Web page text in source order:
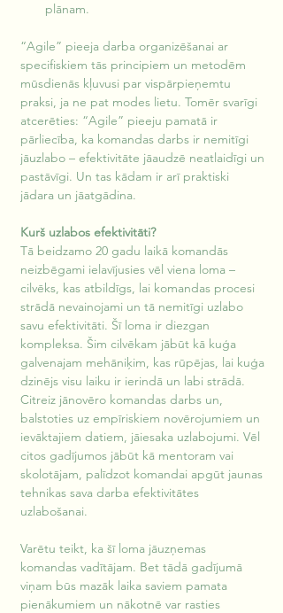
plānam.
“Agile” pieeja darba organizēšanai ar
specifiskiem tās principiem un metodēm
mūsdienās kļuvusi par vispārpieņemtu
praksi, ja ne pat modes lietu. Tomēr svarīgi
atcerēties: “Agile” pieeju pamatā ir
pārliecība, ka komandas darbs ir nemitīgi
jāuzlabo – efektivitāte jāaudzē neatlaidīgi un
pastāvīgi. Un tas kādam ir arī praktiski
jādara un jāatgādina.
Kurš uzlabos efektivitāti?
Tā beidzamo 20 gadu laikā komandās
neizbēgami ielavījusies vēl viena loma –
cilvēks, kas atbildīgs, lai komandas procesi
strādā nevainojami un tā nemitīgi uzlabo
savu efektivitāti. Šī loma ir diezgan
kompleksa. Šim cilvēkam jābūt kā kuģa
galvenajam mehāniķim, kas rūpējas, lai kuģa
dzinējs visu laiku ir ierindā un labi strādā.
Citreiz jānovēro komandas darbs un,
balstoties uz empīriskiem novērojumiem un
ievāktajiem datiem, jāiesaka uzlabojumi. Vēl
citos gadījumos jābūt kā mentoram vai
skolotājam, palīdzot komandai apgūt jaunas
tehnikas sava darba efektivitātes
uzlabošanai.
Varētu teikt, ka šī loma jāuzņemas
komandas vadītājam. Bet tādā gadījumā
viņam būs mazāk laika saviem pamata
pienākumiem un nākotnē var rasties